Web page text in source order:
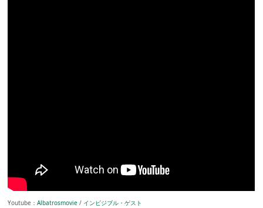
Youtube：Albatrosmovie / インビジブル・ゲスト